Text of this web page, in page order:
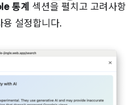
통계 섹션을 펼치고 고려사항
용 설정합니다.